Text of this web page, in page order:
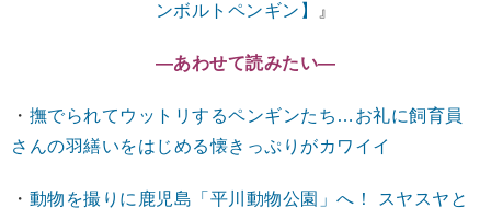
ンボルトペンギン】
』
―あわせて読みたい―
・ 撫でられてウットリするペンギンたち…お礼に飼育員
さんの羽繕いをはじめる懐きっぷりがカワイイ
・ 動物を撮りに鹿児島「平川動物公園」へ！ スヤスヤと